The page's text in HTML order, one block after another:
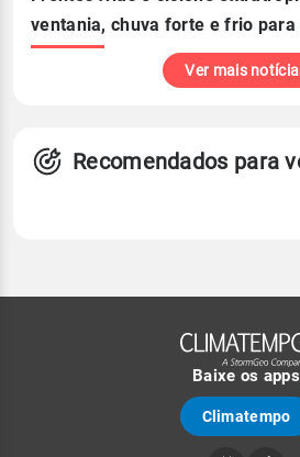
ventania, chuva forte e frio para
Ver mais
Recomendados para
Baixe os apps
Climatempo